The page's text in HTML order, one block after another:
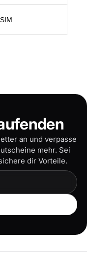
an und verpasse
mehr. Sei
dir Vorteile.